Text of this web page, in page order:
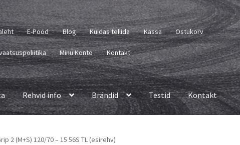
E-Pood Blog Kuidas tellida Kassa Ostukorv
Minu Konto Kontakt
Rehvid info Brändid Testid Kontakt
2 (M+S) 120/70 – 15 56S TL (esirehv)